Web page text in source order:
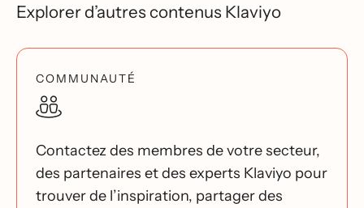
Explorer d’autres contenus Klaviyo
COMMUNAUTÉ
Contactez des membres de votre secteur,
des partenaires et des experts Klaviyo pour
trouver de l’inspiration, partager des